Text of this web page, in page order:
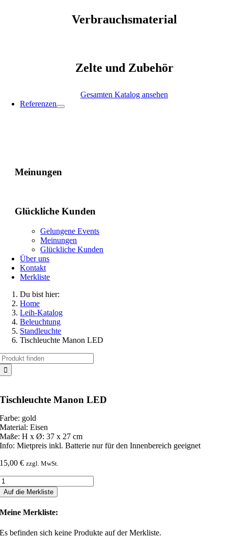
Verbrauchsmaterial
Zelte und Zubehör
Gesamten Katalog ansehen
Referenzen
Meinungen
Glückliche Kunden
Gelungene Events
Meinungen
Glückliche Kunden
Über uns
Kontakt
Merkliste
Du bist hier:
Home
Leih-Katalog
Beleuchtung
Standleuchte
Tischleuchte Manon LED
Tischleuchte Manon LED
Farbe: gold
Material: Eisen
Maße: H x Ø: 37 x 27 cm
Info: Mietpreis inkl. Batterie nur für den Innenbereich geeignet
15,00€ zzgl. MwSt.
Auf die Merkliste
Meine Merkliste:
Es befinden sich keine Produkte auf der Merkliste.